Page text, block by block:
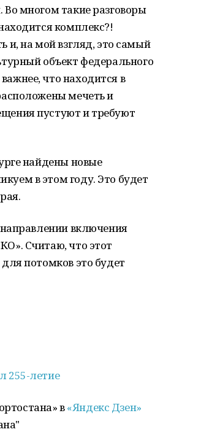
многом такие разговоры
комплекс?!
и, на мой взгляд, это самый
объект федерального
что находится в
мечеть и
пустуют и требуют
найдены новые
в этом году. Это будет
включения
Считаю, что этот
потомков это будет
255-летие
в«Яндекс Дзен»